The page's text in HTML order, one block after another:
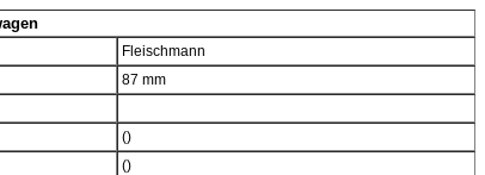
Fleischmann
87 mm
()
()